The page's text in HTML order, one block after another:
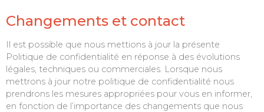
Changements et contact
Il est possible que nous mettions à jour la présente
Politique de confidentialité en réponse à des évolutions
légales, techniques ou commerciales. Lorsque nous
mettrons à jour notre politique de confidentialité nous
prendrons les mesures appropriées pour vous en informer,
en fonction de l’importance des changements que nous